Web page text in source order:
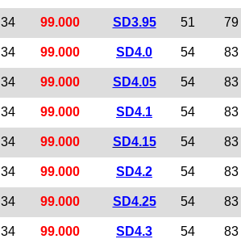
34 99.000 SD3.95 51 79
34 99.000 SD4.0 54 83
34 99.000 SD4.05 54 83
34 99.000 SD4.1 54 83
34 99.000 SD4.15 54 83
34 99.000 SD4.2 54 83
34 99.000 SD4.25 54 83
34 99.000 SD4.3 54 83